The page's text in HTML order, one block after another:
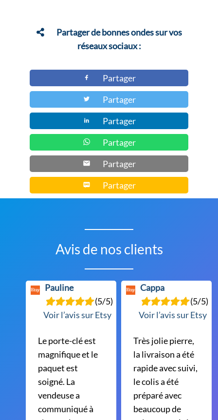
35,00 €
Les
être
choisies
la
page
produit
Partager de bonnes ondes sur vos
réseaux sociaux :
Partager
Partager
Partager
Partager
Partager
Partager
Avis de nos clients
Pauline
(5/5)
Voir l’avis sur Etsy
Le porte-clé est
magnifique et le
paquet est
soigné. La
vendeuse a
communiqué à
Cappa
(5/5)
Voir l’avis sur Etsy
Très jolie pierre,
la livraison a été
rapide avec suivi,
le colis a été
préparé avec
beaucoup de